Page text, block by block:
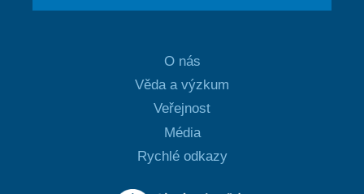
O nás
Věda a výzkum
Veřejnost
Média
Rychlé odkazy